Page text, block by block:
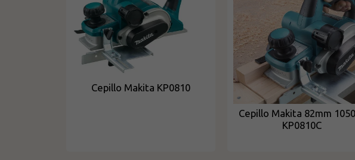
Cepillo Makita KP0810
Cepillo Makita 82mm
KP0810C